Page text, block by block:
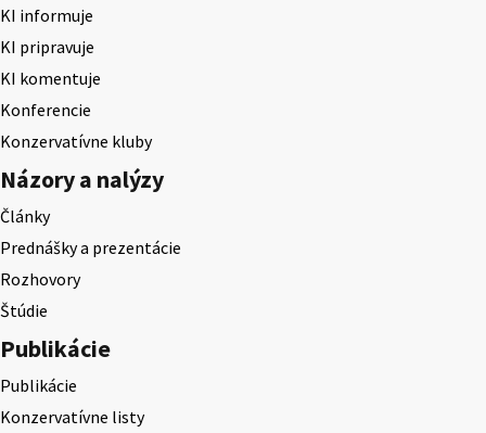
KI informuje
KI pripravuje
KI komentuje
Konferencie
Konzervatívne kluby
Názory a nalýzy
Články
Prednášky a prezentácie
Rozhovory
Štúdie
Publikácie
Publikácie
Konzervatívne listy